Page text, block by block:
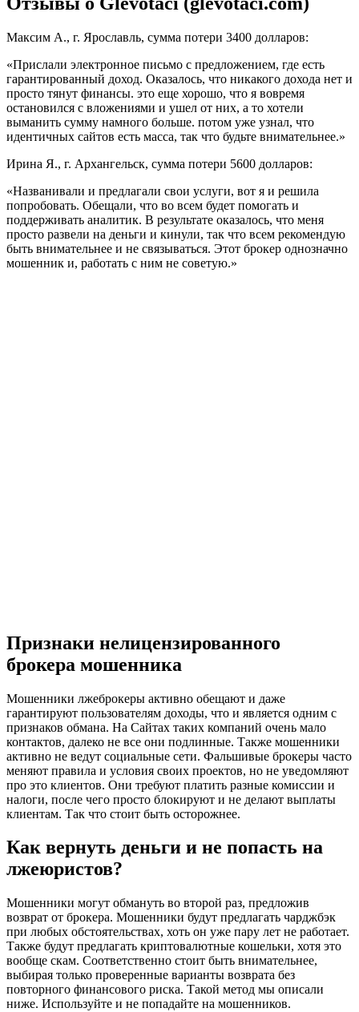
Максим А., г. Ярославль, сумма потери 3400 долларов:
«Прислали электронное письмо с предложением, где есть
гарантированный доход. Оказалось, что никакого дохода нет и
просто тянут финансы. это еще хорошо, что я вовремя
остановился с вложениями и ушел от них, а то хотели
выманить сумму намного больше. потом уже узнал, что
идентичных сайтов есть масса, так что будьте внимательнее.»
Ирина Я., г. Архангельск, сумма потери 5600 долларов:
«Названивали и предлагали свои услуги, вот я и решила
попробовать. Обещали, что во всем будет помогать и
поддерживать аналитик. В результате оказалось, что меня
просто развели на деньги и кинули, так что всем рекомендую
быть внимательнее и не связываться. Этот брокер однозначно
мошенник и, работать с ним не советую.»
Признаки нелицензированного
брокера мошенника
Мошенники лжеброкеры активно обещают и даже
гарантируют пользователям доходы, что и является одним с
признаков обмана. На Сайтах таких компаний очень мало
контактов, далеко не все они подлинные. Также мошенники
активно не ведут социальные сети. Фальшивые брокеры часто
меняют правила и условия своих проектов, но не уведомляют
про это клиентов. Они требуют платить разные комиссии и
налоги, после чего просто блокируют и не делают выплаты
клиентам. Так что стоит быть осторожнее.
Как вернуть деньги и не попасть на
лжеюристов?
Мошенники могут обмануть во второй раз, предложив
возврат от брокера. Мошенники будут предлагать чарджбэк
при любых обстоятельствах, хоть он уже пару лет не работает.
Также будут предлагать криптовалютные кошельки, хотя это
вообще скам. Соответственно стоит быть внимательнее,
выбирая только проверенные варианты возврата без
повторного финансового риска. Такой метод мы описали
ниже. Используйте и не попадайте на мошенников.